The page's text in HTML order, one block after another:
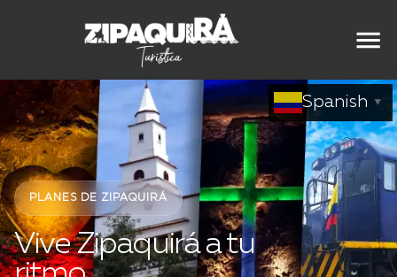
Spanish ▼
PLANES DE ZIPAQUIRÁ
Vive Zipaquirá a tu